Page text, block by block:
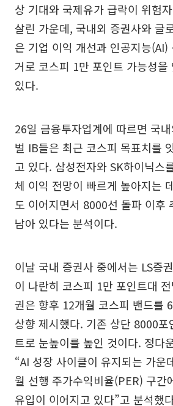
상 기대와 국제유가 급락이 위험
살린 가운데, 국내외 증권사와 글
은 기업 이익 개선과 인공지능(AI)
거로 코스피 1만 포인트 가능성을
있다.
26일 금융투자업계에 따르면 국
벌 IB들은 최근 코스피 목표치를
고 있다. 삼성전자와 SK하이닉스
체 이익 전망이 빠르게 높아지는
도 이어지면서 8000선 돌파 이후
남아 있다는 분석이다.
이날 국내 증권사 중에서는 LS증
이 나란히 코스피 1만 포인트대
권은 향후 12개월 코스피 밴드를
상향 제시했다. 기존 상단 8000포
트로 눈높이를 높인 것이다. 정다
“AI 성장 사이클이 유지되는 가운
월 선행 주가수익비율(PER) 구간
유입이 이어지고 있다”고 분석했